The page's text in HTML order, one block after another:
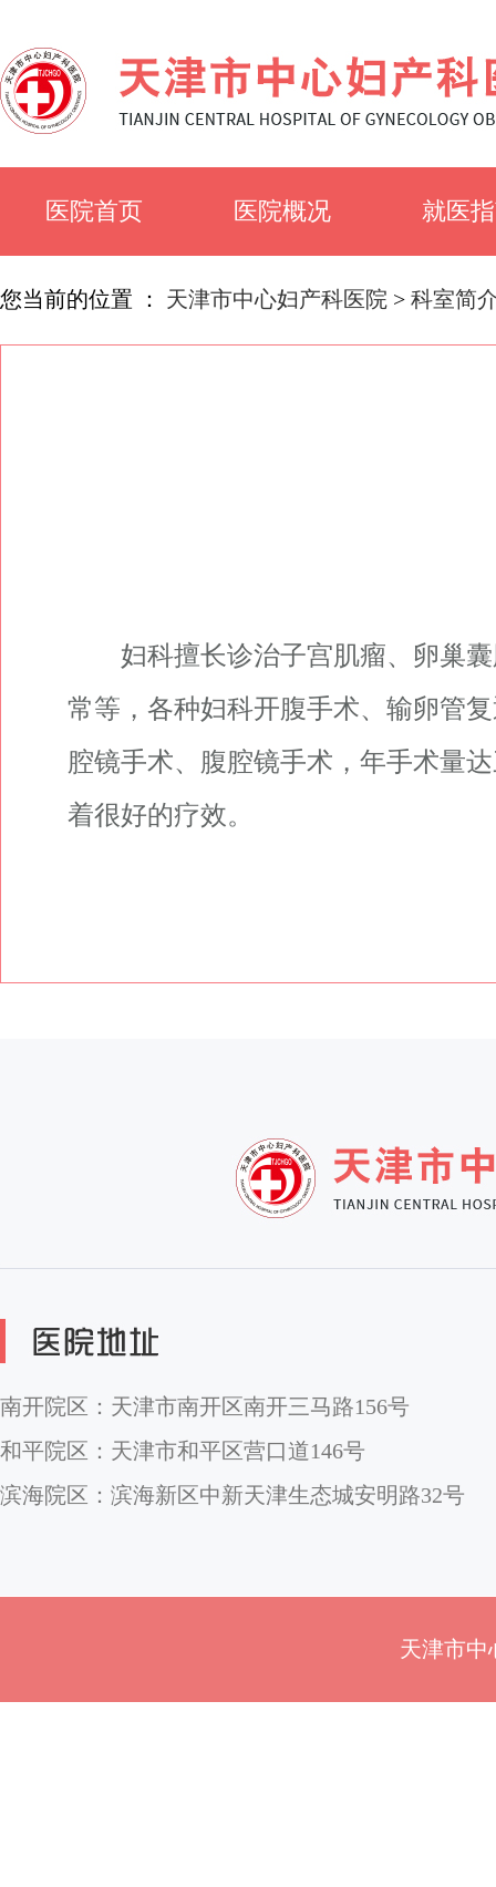
医院首页 医院概况
医院简介
就医
就诊
您当前的位置 ： 天津市中心妇产科医院 > 科室简
妇科擅长诊治子宫肌瘤、卵巢
常等，各种妇科开腹手术、输卵管
腔镜手术、腹腔镜手术，年手术量
着很好的疗效。
南开院区：天津市南开区南开三马路156号
和平院区：天津市和平区营口道146号
滨海院区：滨海新区中新天津生态城安明路32号
天津市中